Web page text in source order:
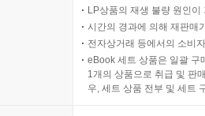
LP상품의 재생 불량 원인
시간의 경과에 의해 재판매
전자상거래 등에서의 소비
eBook 세트 상품은 일괄 구
1개의 상품으로 취급 및 판
우, 세트 상품 전부 및 세트